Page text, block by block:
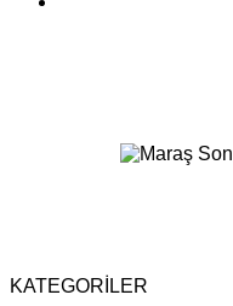
KATEGORİLER